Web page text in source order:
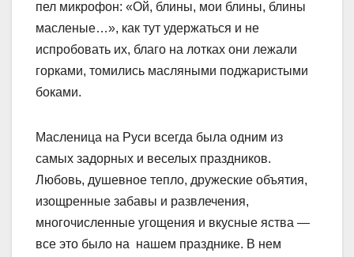
пел микрофон: «Ой, блины, мои блины, блины
масленые…», как тут удержаться и не
испробовать их, благо на лотках они лежали
горками, томились масляными поджаристыми
боками.
Масленица на Руси всегда была одним из
самых задорных и веселых праздников.
Любовь, душевное тепло, дружеские объятия,
изощренные забавы и развлечения,
многочисленные угощения и вкусные яства —
все это было на нашем празднике. В нем